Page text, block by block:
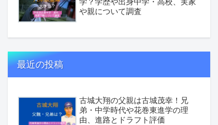
や親について調査
最近の投稿
古城大翔の父親は古城茂幸！兄
弟・中学時代や花巻東進学の理
由、進路とドラフト評価